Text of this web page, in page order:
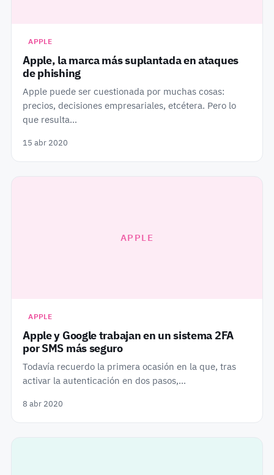
APPLE
Apple, la marca más suplantada en ataques
de phishing
Apple puede ser cuestionada por muchas cosas:
precios, decisiones empresariales, etcétera. Pero lo
que resulta…
15 abr 2020
APPLE
APPLE
Apple y Google trabajan en un sistema 2FA
por SMS más seguro
Todavía recuerdo la primera ocasión en la que, tras
activar la autenticación en dos pasos,…
8 abr 2020